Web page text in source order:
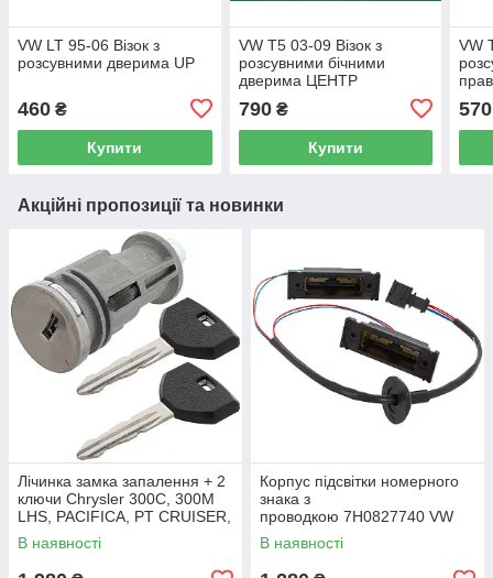
VW LT 95-06 Візок з
розсувними дверима UP
460 ₴
Купити
VW T5 03-09 Візок з
розсувними бічними
дверима ЦЕНТР
790₴
Купити
VW
570
Акційні пропозиції та новинки
Лічинка замка запалення + 2
ключи Chrysler 300C, 300M
LHS, PACIFICA, PT CRUISER,
SEBRING 5003843AB
В наявності
Корпус підсвітки номерного
знака з
проводкою 7H0827740 VW
Caddy III (2K) 2004-2015
/ Caddy IV (SA) 2016-
В наявності